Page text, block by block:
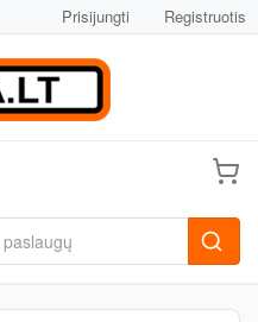
Prisijungti Registruotis